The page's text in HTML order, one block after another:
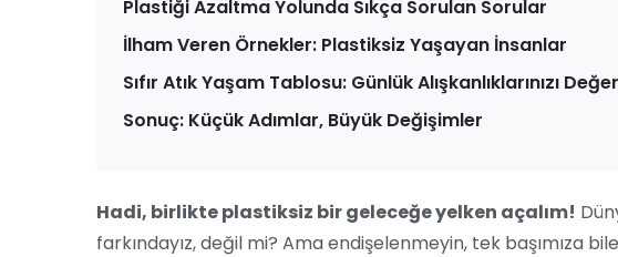
Plastiği Azaltma Yolunda Sıkça Sorulan Sorular
İlham Veren Örnekler: Plastiksiz Yaşayan İnsanlar
Sıfır Atık Yaşam Tablosu: Günlük Alışkanlıklarınızı
Sonuç: Küçük Adımlar, Büyük Değişimler
Hadi, birlikte plastiksiz bir geleceğe yelken açalım!
farkındayız, değil mi? Ama endişelenmeyin, tek başımıza